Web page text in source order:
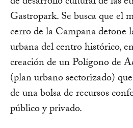
Gastropark. Se busca que el
cerro de la Campana detone
urbana del centro histórico,
creación de un Polígono de
(plan urbano sectorizado)
de una bolsa de recursos
público y privado.